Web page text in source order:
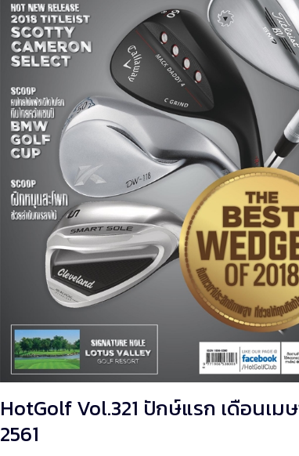
HotGolf Vol.321 ปักษ์แรก เดือนเม
2561